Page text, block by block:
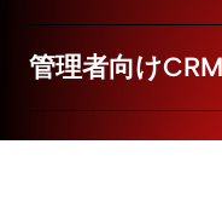
管理者向けCRM